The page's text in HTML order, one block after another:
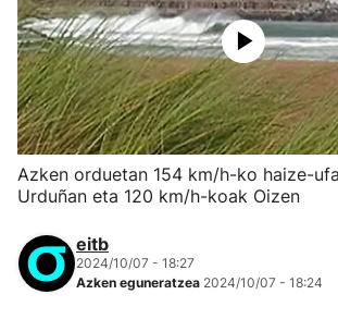
Azken orduetan 154 km/h-ko haize-
Urduñan eta 120 km/h-koak Oizen
eitb
2024/10/07 - 18:27
Azken eguneratzea 2024/10/07 - 18:24